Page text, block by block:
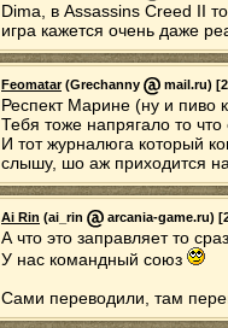
Dima, в Assassins Creed II
игра кажется очень даже
Feomatar(Grechanny mail.ru)
Респект Марине (ну и
Тебя тоже напрягало то что
И тот журналюга который
слышу, шо аж приходится
Ai Rin (ai_rin arcania-game.ru)
А что это заправляет то
У нас командный союз
Сами переводили, там